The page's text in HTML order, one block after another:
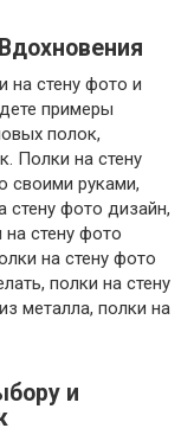
на стену фото и
примеры
полок,
Полки на стену
своими руками,
стену фото дизайн,
на стену фото
на стену фото
полки на стену
металла, полки на
и